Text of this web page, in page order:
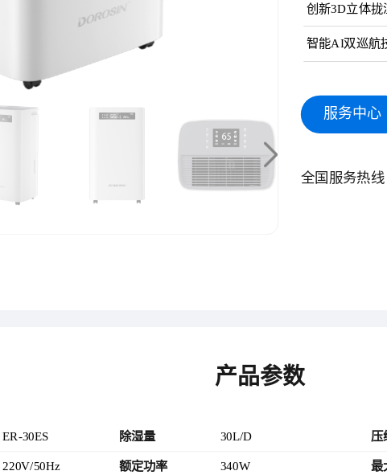
创新3D立体拢
智能AI双巡航
服务中心
全国服务热线
产品参数
ER-30ES 除湿量 30L/D 压
220V/50Hz 额定功率 340W 最